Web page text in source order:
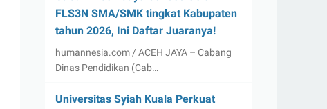
FLS3N SMA/SMK tingkat Kabupaten
tahun 2026, Ini Daftar Juaranya!
humannesia.com / ACEH JAYA – Cabang
Dinas Pendidikan (Cab…
Universitas Syiah Kuala Perkuat